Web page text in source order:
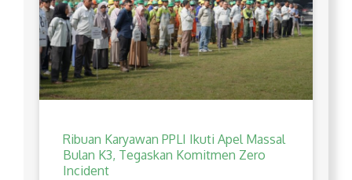
Ribuan Karyawan PPLI Ikuti Apel Massal
Bulan K3, Tegaskan Komitmen Zero
Incident